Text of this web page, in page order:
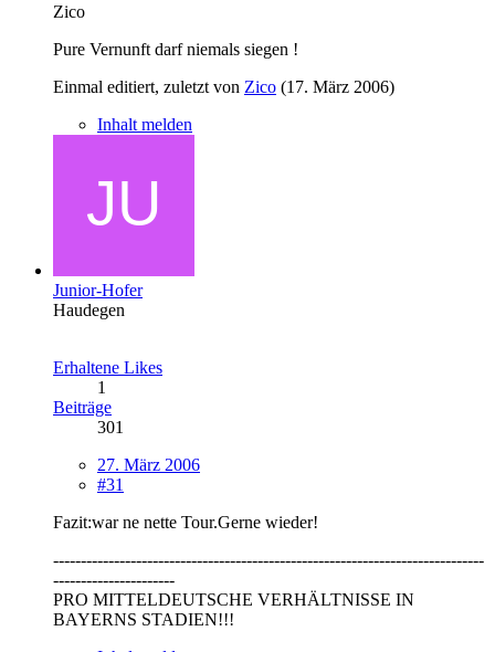
Zico
Pure Vernunft darf niemals siegen !
Einmal editiert, zuletzt von Zico (17. März 2006)
Inhalt melden
Junior-Hofer
Haudegen
Erhaltene Likes
1
Beiträge
301
27. März 2006
#31
Fazit:war ne nette Tour.Gerne wieder!
------------------------------------------------------------------------------
----------------------
PRO MITTELDEUTSCHE VERHÄLTNISSE IN
BAYERNS STADIEN!!!